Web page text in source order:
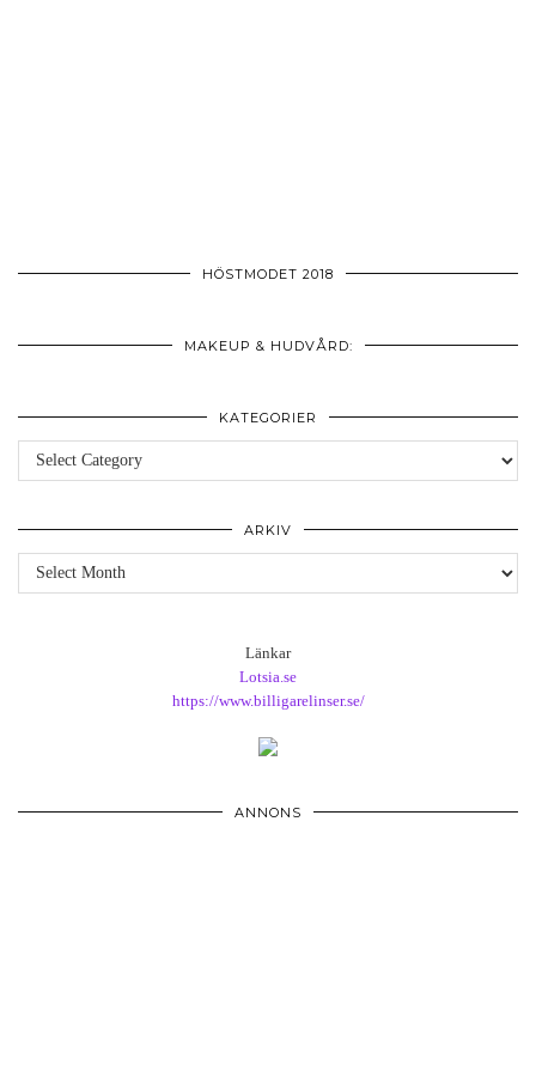
HÖSTMODET 2018
MAKEUP & HUDVÅRD:
KATEGORIER
Kategorier
ARKIV
Arkiv
Länkar
Lotsia.se
https://www.billigarelinser.se/
ANNONS